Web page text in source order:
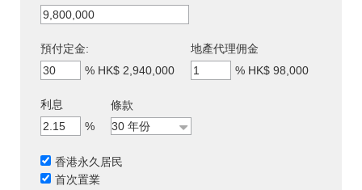
預付定金:
% HK$ 2,940,000
地產代理佣金
% HK$ 98,000
利息
%
條款
香港永久居民
首次置業